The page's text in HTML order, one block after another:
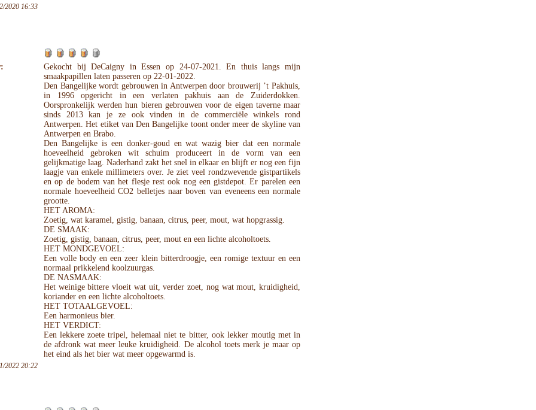
2020 16:33
Gekocht bij DeCaigny in Essen op 24-07-2021. En thuis langs mijn
smaakpapillen laten passeren op 22-01-2022.
Den Bangelijke wordt gebrouwen in Antwerpen door brouwerij ’t Pakhuis,
in 1996 opgericht in een verlaten pakhuis aan de Zuiderdokken.
Oorspronkelijk werden hun bieren gebrouwen voor de eigen taverne maar
sinds 2013 kan je ze ook vinden in de commerciële winkels rond
Antwerpen. Het etiket van Den Bangelijke toont onder meer de skyline van
Antwerpen en Brabo.
Den Bangelijke is een donker-goud en wat wazig bier dat een normale
hoeveelheid gebroken wit schuim produceert in de vorm van een
gelijkmatige laag. Naderhand zakt het snel in elkaar en blijft er nog een fijn
laagje van enkele millimeters over. Je ziet veel rondzwevende gistpartikels
en op de bodem van het flesje rest ook nog een gistdepot. Er parelen een
normale hoeveelheid CO2 belletjes naar boven van eveneens een normale
grootte.
HET AROMA:
Zoetig, wat karamel, gistig, banaan, citrus, peer, mout, wat hopgrassig.
DE SMAAK:
Zoetig, gistig, banaan, citrus, peer, mout en een lichte alcoholtoets.
HET MONDGEVOEL:
Een volle body en een zeer klein bitterdroogje, een romige textuur en een
normaal prikkelend koolzuurgas.
DE NASMAAK:
Het weinige bittere vloeit wat uit, verder zoet, nog wat mout, kruidigheid,
koriander en een lichte alcoholtoets.
HET TOTAALGEVOEL:
Een harmonieus bier.
HET VERDICT:
Een lekkere zoete tripel, helemaal niet te bitter, ook lekker moutig met in
de afdronk wat meer leuke kruidigheid. De alcohol toets merk je maar op
het eind als het bier wat meer opgewarmd is.
2022 20:22